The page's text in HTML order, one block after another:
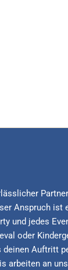
Anspruch
und jedes
oder
deinen Auftritt
arbeiten an